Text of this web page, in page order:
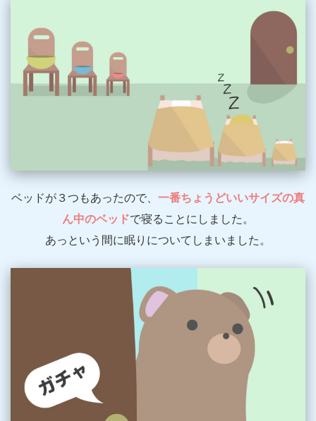
ベッドが３つもあったので、 一番ちょうどいいサイズの真
ん中のベッドで寝ることにしました。
あっという間に眠りについてしまいました。